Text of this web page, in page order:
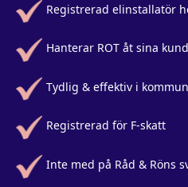
Registrerad elinstallatör
Hanterar ROT åt sina
Tydlig & effektiv i
Registrerad för F-skatt
Inte med på Råd & Röns